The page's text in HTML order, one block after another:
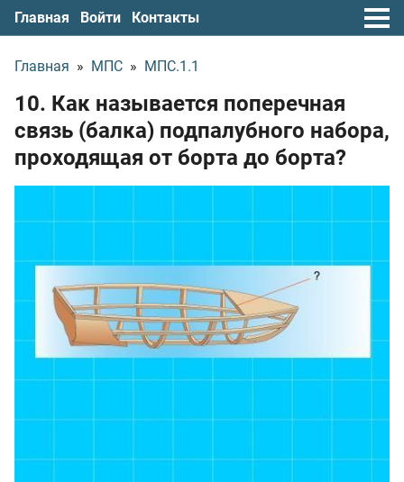
Главная Войти Контакты
Главная » МПС » МПС.1.1
10. Как называется поперечная
связь (балка) подпалубного набора,
проходящая от борта до борта?